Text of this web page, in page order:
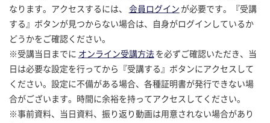
なります。アクセスするには、
会員ログイン が必要です。『受講
する』ボタンが見つからない場合は、自身がログインしているか
どうかをご確認ください。
※受講当日までに オンライン受講方法を必ずご確認いただき、当
日は必要な設定を行ってから『受講する』ボタンにアクセスして
ください。設定に不備がある場合、各種証明書が発行できない場
合がございます。時間に余裕を持ってアクセスしてください。
※事前資料、当日資料、振り返り動画は用意されない場合があり